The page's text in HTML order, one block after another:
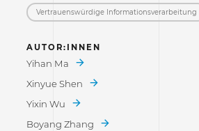
Vertrauenswürdige Informations­verarbeitung
AUTOR:INNEN
Yihan Ma
Xinyue Shen
Yixin Wu
Boyang Zhang